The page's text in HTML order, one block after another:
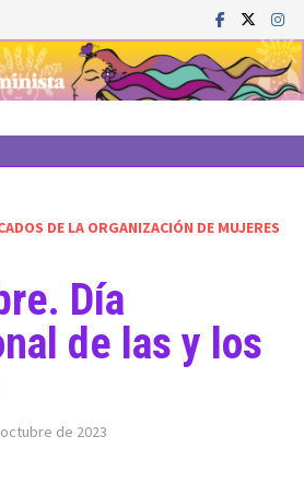
DE LA ORGANIZACIÓN DE MUJERES
Día
de las y los
de 2023